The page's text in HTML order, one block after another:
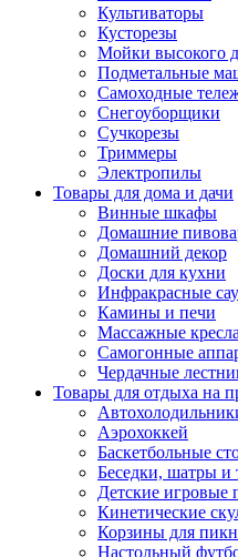
Культиваторы
Кусторезы
Мойки высокого
Подметальные
Самоходные
Снегоуборщики
Сучкорезы
Триммеры
Электропилы
Товары для дома и дачи
Винные шкафы
Домашние
Домашний декор
Доски для кухни
Инфракрасные
Камины и печи
Массажные кресла
Самогонные
Чердачные
Товары для отдыха на
Аэрохоккей
Баскетбольные
Беседки, шатры и
Детские игровые
Кинетические
Корзины для
Настольный